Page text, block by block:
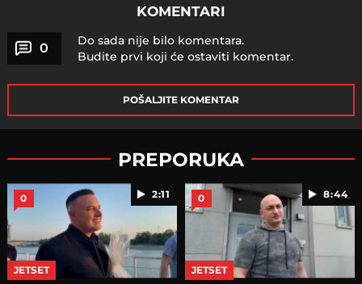
KOMENTARI
0
Do sada nije bilo komentara.
Budite prvi koji će ostaviti komentar.
POŠALJITE KOMENTAR
PREPORUKA
2:11
0
JETSET
8:44
0
JETSET